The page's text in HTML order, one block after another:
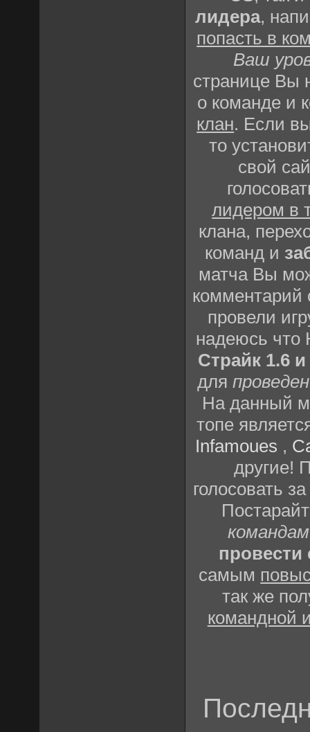
лидера,
попасть в
Ваш
странице Вы
о команде и
клан. Если
то
свой
лидером в
клана,
команд и
матча Вы
комментарий
провели
надеюсь
Страйк 1.6
для
На данный
топе
Infamoues ,
другие!
голосовать
провести
самым
так же
командной